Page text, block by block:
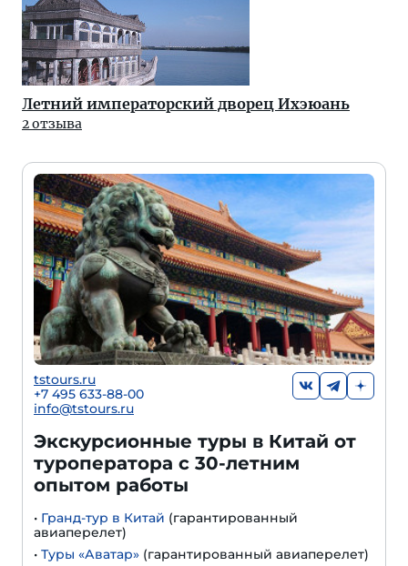
Летний императорский дворец Ихэюань
2 отзыва
tstours.ru
+7 495 633-88-00
info@tstours.ru
Экскурсионные туры в Китай от
туроператора с 30-летним
опытом работы
• Гранд-тур в Китай (гарантированный
авиаперелет)
• Туры «Аватар» (гарантированный авиаперелет)